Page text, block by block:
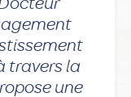
travers la
une